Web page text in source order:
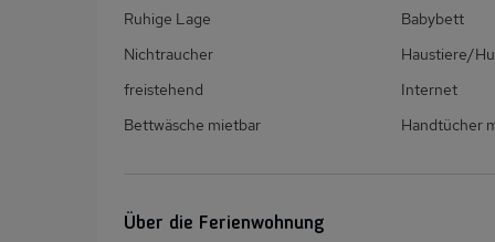
Ruhige Lage
Babybett
Nichtraucher
Haustiere/
freistehend
Internet
Bettwäsche mietbar
Handtücher
Über die Ferienwohnung